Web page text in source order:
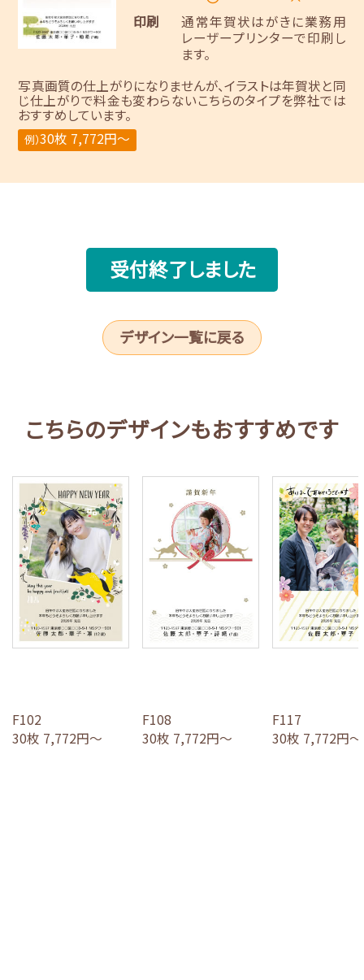
印刷
通常年賀状はがきに業務用
レーザープリンターで印刷し
ます。
写真画質の仕上がりになりませんが、イラストは年賀状と同
じ仕上がりで料金も変わらないこちらのタイプを弊社では
おすすめしています。
例）30枚 7,772円～
受付終了しました
デザイン一覧に戻る
こちらのデザインもおすすめです
F102
30枚 7,772円～
F108
30枚 7,772円～
F117
30枚 7,772円～